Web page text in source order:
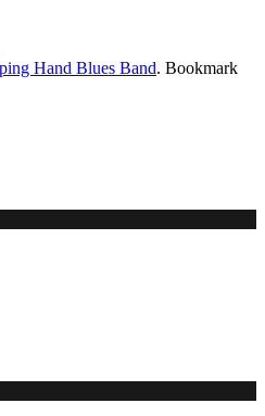
Hand Blues Band. Bookmark